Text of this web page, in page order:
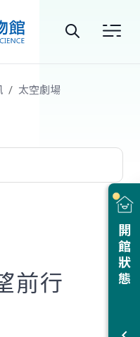
開館狀態
太空劇場
前行